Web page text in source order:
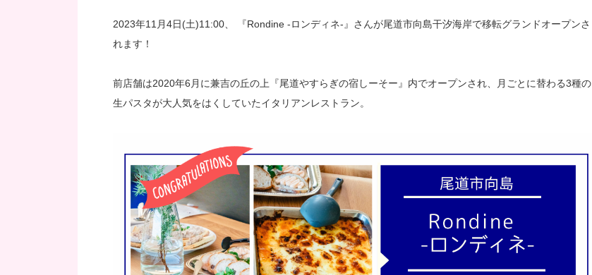
2023年11月4日(土)11:00、 『Rondine -ロンディネ-』さんが尾道市向島干汐海岸で移転グランドオープンさ
れます！
前店舗は2020年6月に兼吉の丘の上『尾道やすらぎの宿しーそー』内でオープンされ、月ごとに替わる3種の
生パスタが大人気をはくしていたイタリアンレストラン。